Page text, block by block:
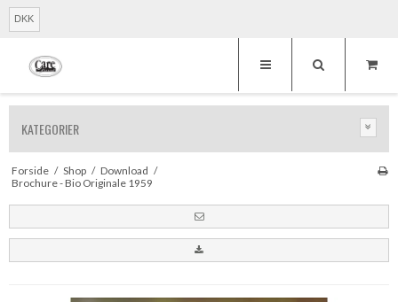
DKK
KATEGORIER
Forside / Shop / Download /
Brochure - Bio Originale 1959